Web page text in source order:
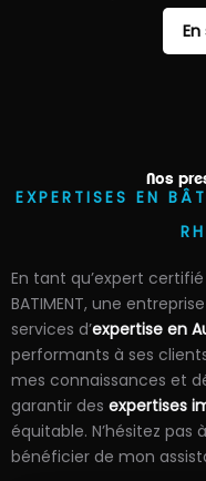
Nos
EXPERTISES EN
En tant qu’expert certifié
BATIMENT, une
services d’expertise en
performants à ses
mes connaissances et
garantir des expertises
équitable. N’hésitez
bénéficier de mon